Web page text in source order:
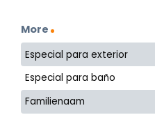
More
Especial para exterior
Especial para baño
Familienaam